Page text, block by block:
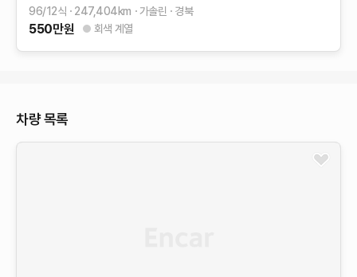
96/12식 247,404km 가솔린 경북
550만원 회색 계열
차량 목록